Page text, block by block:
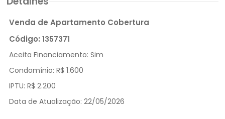
Venda de Apartamento Cobertura
Código: 1357371
Aceita Financiamento: Sim
Condomínio: R$ 1.600
IPTU: R$ 2.200
Data de Atualização: 22/05/2026